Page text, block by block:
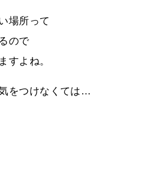
場所って
ので
すよね。
をつけなくては…